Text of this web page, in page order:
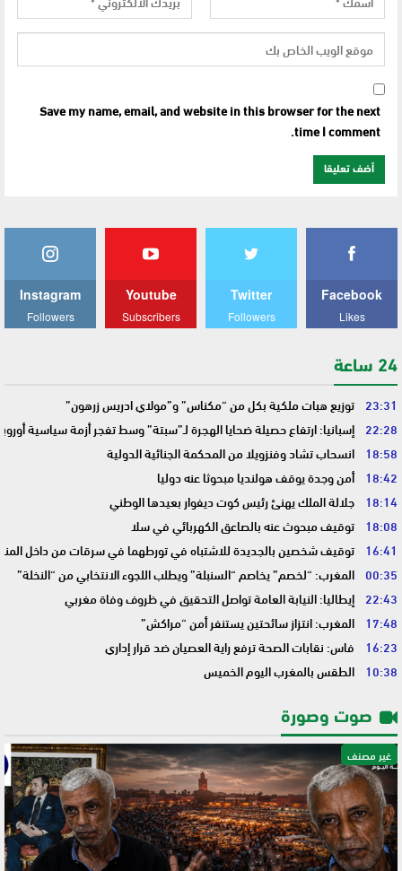
Save my name, email, and website in this browser for the next
time I comment.
Facebook
Likes
Twitter
Followers
Youtube
Subscribers
Instagram
Followers
24 ساعة
23:31 توزيع هبات ملكية بكل من “مكناس” و”مولاي ادريس زرهون”
22:28 إسبانيا: ارتفاع حصيلة ضحايا الهجرة لـ”سبتة” وسط تفجر أزمة سياسية
18:58 انسحاب تشاد وفنزويلا من المحكمة الجنائية الدولية
18:42 أمن وجدة يوقف هولنديا مبحوثا عنه دوليا
18:14 جلالة الملك يهنئ رئيس كوت ديفوار بعيدها الوطني
18:08 توقيف مبحوث عنه بالصاعق الكهربائي في سلا
16:41 توقيف شخصين بالجديدة للاشتباه في تورطهما في سرقات من داخل
00:35 المغرب: “لخصم” يخاصم “السنبلة” ويطلب اللجوء الانتخابي من “النخلة”
22:43 إيطاليا: النيابة العامة تواصل التحقيق في ظروف وفاة مغربي
17:48 المغرب: انتزاز سائحتين يستنفر أمن “مراكش”
16:23 فاس: نقابات الصحة ترفع راية العصيان ضد قرار إداري
10:38 الطقس بالمغرب اليوم الخميس
صوت وصورة
غير مصنف